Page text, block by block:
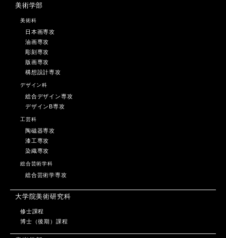
美術学部
美術科
日本画専攻
油画専攻
彫刻専攻
版画専攻
構想設計専攻
デザイン科
総合デザイン専攻
デザインB専攻
工芸科
陶磁器専攻
漆工専攻
染織専攻
総合芸術学科
総合芸術学専攻
大学院美術研究科
修士課程
博士（後期）課程